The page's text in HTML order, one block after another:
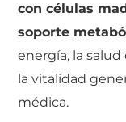
con células
soporte
energía, la
la vitalidad
médica.